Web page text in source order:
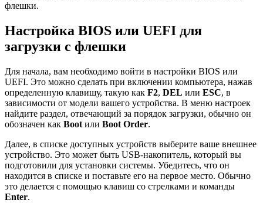
флешки.
Настройка BIOS или UEFI для
загрузки с флешки
Для начала, вам необходимо войти в настройки BIOS или
UEFI. Это можно сделать при включении компьютера, нажав
определенную клавишу, такую как F2, DEL или ESC, в
зависимости от модели вашего устройства. В меню настроек
найдите раздел, отвечающий за порядок загрузки, обычно он
обозначен как Boot или Boot Order.
Далее, в списке доступных устройств выберите ваше внешнее
устройство. Это может быть USB-накопитель, который вы
подготовили для установки системы. Убедитесь, что он
находится в списке и поставьте его на первое место. Обычно
это делается с помощью клавиш со стрелками и команды
Enter.